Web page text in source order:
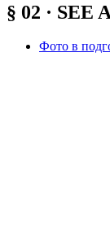
§ 02 · SEE
Фото в